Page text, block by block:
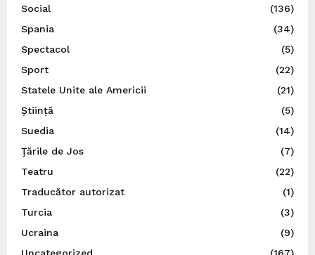
Social
(136)
Spania
(34)
Spectacol
(5)
Sport
(22)
Statele Unite ale Americii
(21)
Știință
(5)
Suedia
(14)
Ţările de Jos
(7)
Teatru
(22)
Traducător autorizat
(1)
Turcia
(3)
Ucraina
(9)
Uncategorized
(167)